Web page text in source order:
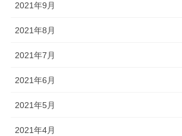
2021年9月
2021年8月
2021年7月
2021年6月
2021年5月
2021年4月